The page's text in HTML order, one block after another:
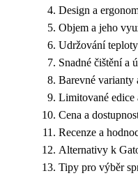
Design a
Objem a jeho
Udržování
Snadné čištění a
Barevné varianty
Limitované edice
Cena a
Recenze a
Alternativy k
Tipy pro výběr